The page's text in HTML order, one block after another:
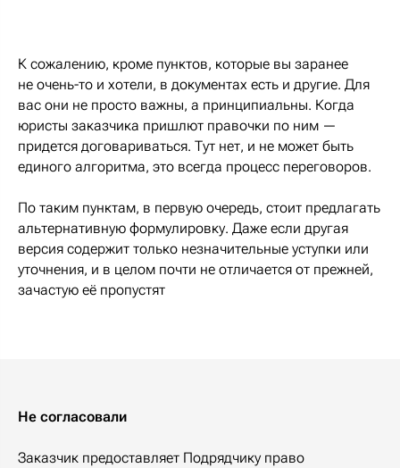
К сожалению, кроме пунктов, которые вы заранее
не очень-то и хотели, в документах есть и другие. Для
вас они не просто важны, а принципиальны. Когда
юристы заказчика пришлют правочки по ним —
придется договариваться. Тут нет, и не может быть
единого алгоритма, это всегда процесс переговоров.
По таким пунктам, в первую очередь, стоит предлагать
альтернативную формулировку. Даже если другая
версия содержит только незначительные уступки или
уточнения, и в целом почти не отличается от прежней,
зачастую её пропустят
Не согласовали
Заказчик предоставляет Подрядчику право